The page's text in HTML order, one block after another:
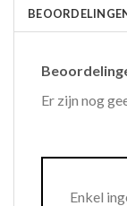
Er zijn nog
Enkel